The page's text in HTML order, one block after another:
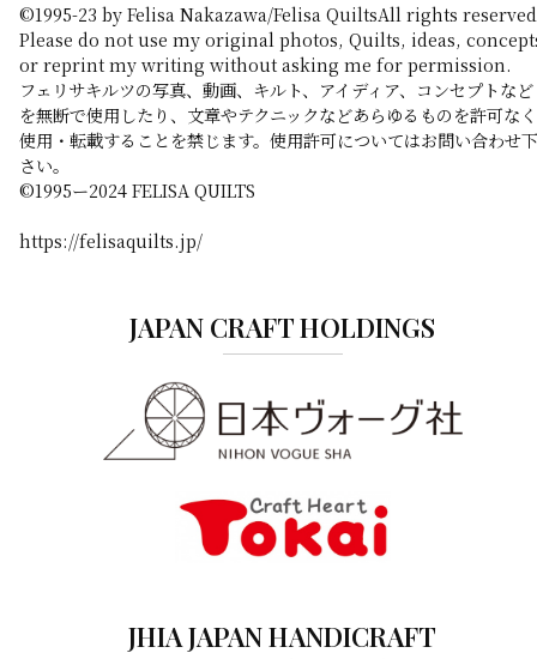
©1995-23 by Felisa Nakazawa/Felisa QuiltsAll rights
Please do not use my original photos, Quilts, ideas,
or reprint my writing without asking me for permission.
フェリサキルツの写真、動画、キルト、アイディア、コンセプトなど
を無断で使用したり、文章やテクニックなどあらゆるものを許可なく
使用・転載することを禁じます。使用許可についてはお問い合わせ下
さい。
©️1995ー2024 FELISA QUILTS
https://felisaquilts.jp/
JAPAN CRAFT HOLDINGS
JHIA JAPAN HANDICRAFT